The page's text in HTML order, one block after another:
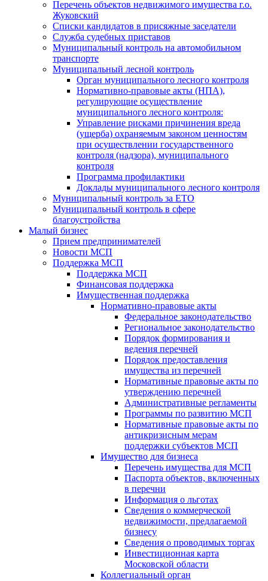
Перечень объектов недвижимого имущества г.о.
Жуковский
Списки кандидатов в присяжные заседатели
Служба судебных приставов
Муниципальный контроль на автомобильном
транспорте
Муниципальный лесной контроль
Орган муниципального лесного контроля
Нормативно-правовые акты (НПА),
регулирующие осуществление
муниципального лесного контроля:
Управление рисками причинения вреда
(ущерба) охраняемым законом ценностям
при осуществлении государственного
контроля (надзора), муниципального
контроля
Программа профилактики
Доклады муниципального лесного контроля
Муниципальный контроль за ЕТО
Муниципальный контроль в сфере
благоустройства
Малый бизнес
Прием предпринимателей
Новости МСП
Поддержка МСП
Поддержка МСП
Финансовая поддержка
Имущественная поддержка
Нормативно-правовые акты
Федеральное законодательство
Региональное законодательство
Порядок формирования и
ведения перечней
Порядок предоставления
имущества из перечней
Нормативные правовые акты по
утверждению перечней
Административные регламенты
Программы по развитию МСП
Нормативные правовые акты по
антикризисным мерам
поддержки субъектов МСП
Имущество для бизнеса
Перечень имущества для МСП
Паспорта объектов, включенных
в перечни
Информация о льготах
Сведения о коммерческой
недвижимости, предлагаемой
бизнесу
Сведения о проводимых торгах
Инвестиционная карта
Московской области
Коллегиальный орган